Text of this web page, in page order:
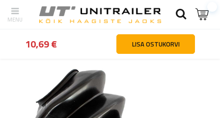
tagasi Kodu Haagiste osad ja tarvikud Haakeseadmed ja
10,69 € LISA OSTUKORVI